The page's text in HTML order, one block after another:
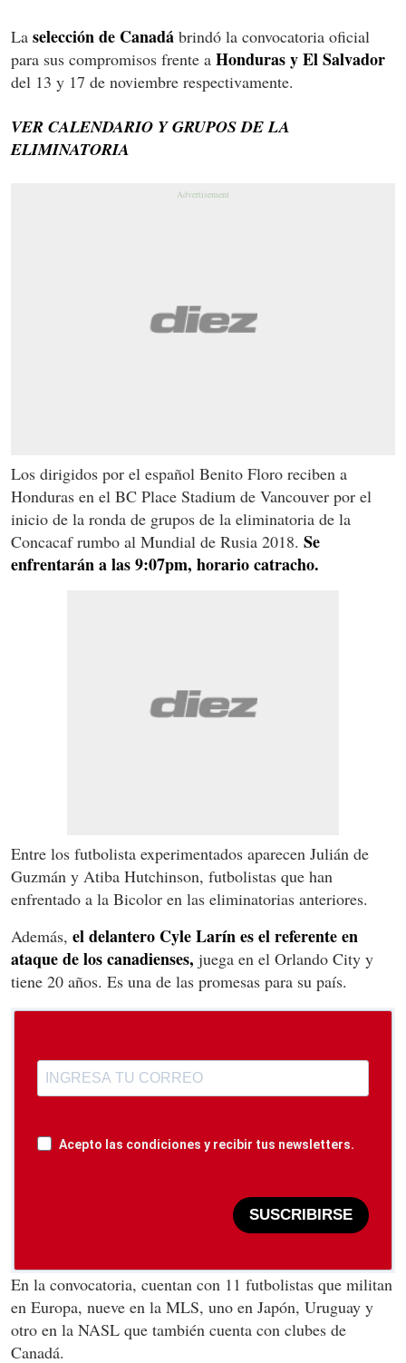
La selección de Canadá brindó la convocatoria oficial
para sus compromisos frente a Honduras y El Salvador
del 13 y 17 de noviembre respectivamente.
VER CALENDARIO Y GRUPOS DE LA
ELIMINATORIA
Los dirigidos por el español Benito Floro reciben a
Honduras en el BC Place Stadium de Vancouver por el
inicio de la ronda de grupos de la eliminatoria de la
Concacaf rumbo al Mundial de Rusia 2018. Se
enfrentarán a las 9:07pm, horario catracho.
Entre los futbolista experimentados aparecen Julián de
Guzmán y Atiba Hutchinson, futbolistas que han
enfrentado a la Bicolor en las eliminatorias anteriores.
Además, el delantero Cyle Larín es el referente en
ataque de los canadienses, juega en el Orlando City y
tiene 20 años. Es una de las promesas para su país.
Acepto las condiciones y recibir tus newsletters.
SUSCRIBIRSE
En la convocatoria, cuentan con 11 futbolistas que militan
en Europa, nueve en la MLS, uno en Japón, Uruguay y
otro en la NASL que también cuenta con clubes de
Canadá.